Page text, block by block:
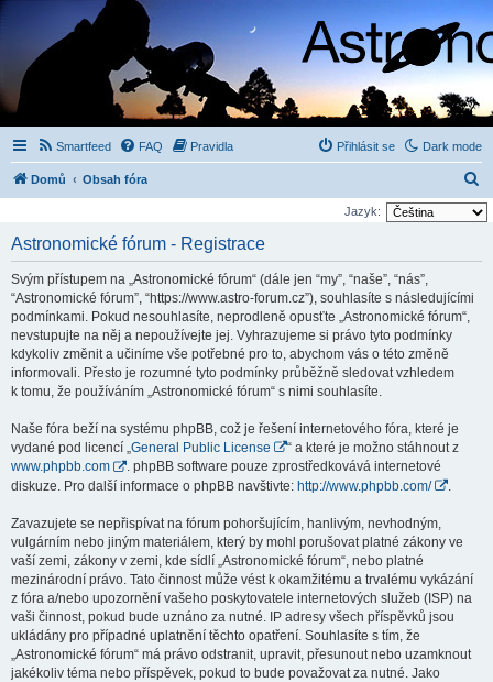
Dark mode
Smartfeed FAQ Pravidla Přihlásit se
Domů Obsah fóra
l
Jazyk:
Astronomické fórum - Registrace
Svým přístupem na „Astronomické fórum“ (dále jen “my”, “naše”, “nás”,
“Astronomické fórum”, “https://www.astro-forum.cz”), souhlasíte s následujícími
podmínkami. Pokud nesouhlasíte, neprodleně opusťte „Astronomické fórum“,
nevstupujte na něj a nepoužívejte jej. Vyhrazujeme si právo tyto podmínky
kdykoliv změnit a učiníme vše potřebné pro to, abychom vás o této změně
informovali. Přesto je rozumné tyto podmínky průběžně sledovat vzhledem
k tomu, že používáním „Astronomické fórum“ s nimi souhlasíte.
Naše fóra beží na systému phpBB, což je řešení internetového fóra, které je
vydané pod licencí „General Public License
“ a které je možno stáhnout z
www.phpbb.com
. phpBB software pouze zprostředkovává internetové
diskuze. Pro další informace o phpBB navštivte: http://www.phpbb.com/
Zavazujete se nepřispívat na fórum pohoršujícím, hanlivým, nevhodným,
vulgárním nebo jiným materiálem, který by mohl porušovat platné zákony ve
vaší zemi, zákony v zemi, kde sídlí „Astronomické fórum“, nebo platné
mezinárodní právo. Tato činnost může vést k okamžitému a trvalému vykázání
z fóra a/nebo upozornění vašeho poskytovatele internetových služeb (ISP) na
vaši činnost, pokud bude uznáno za nutné. IP adresy všech příspěvků jsou
ukládány pro případné uplatnění těchto opatření. Souhlasíte s tím, že
„Astronomické fórum“ má právo odstranit, upravit, přesunout nebo uzamknout
jakékoliv téma nebo příspěvek, pokud to bude považovat za nutné. Jako